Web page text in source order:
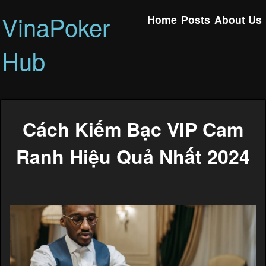
VinaPoker
Hub
Home Posts About Us
Cách Kiếm Bạc VIP Cam
Ranh Hiệu Quả Nhất 2024